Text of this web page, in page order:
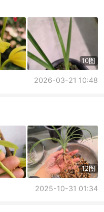
10图
2026-03-21 10:48
12图
2025-10-31 01:34